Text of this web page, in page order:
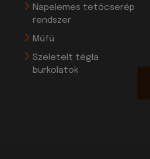
Napelemes tetőcserép
rendszer
Műfű
Szeletelt tégla
burkolatok